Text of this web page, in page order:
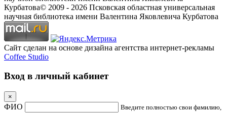
Курбатова© 2009 - 2026 Псковская областная универсальная
научная библиотека имени Валентина Яковлевича Курбатова
Сайт сделан на основе дизайна агентства интернет-рекламы
Coffee Studio
Вход в личный кабинет
×
ФИО
Введите полностью свои фамилию,